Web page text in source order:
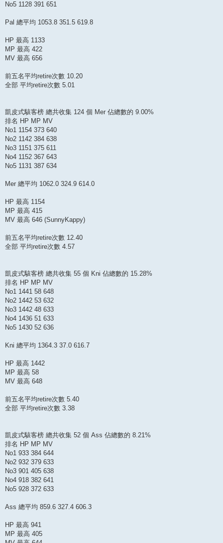
No5 1128 391 651
Pal 總平均 1053.8 351.5 619.8
HP 最高 1133
MP 最高 422
MV 最高 656
前五名平均retire次數 10.20
全部 平均retire次數 5.01
凱皮式駭客榜 總共收集 124 個 Mer 佔總數的 9.00%
排名 HP MP MV
No1 1154 373 640
No2 1142 384 638
No3 1151 375 611
No4 1152 367 643
No5 1131 387 634
Mer 總平均 1062.0 324.9 614.0
HP 最高 1154
MP 最高 415
MV 最高 646 (SunnyKappy)
前五名平均retire次數 12.40
全部 平均retire次數 4.57
凱皮式駭客榜 總共收集 55 個 Kni 佔總數的 15.28%
排名 HP MP MV
No1 1441 58 648
No2 1442 53 632
No3 1442 48 633
No4 1436 51 633
No5 1430 52 636
Kni 總平均 1364.3 37.0 616.7
HP 最高 1442
MP 最高 58
MV 最高 648
前五名平均retire次數 5.40
全部 平均retire次數 3.38
凱皮式駭客榜 總共收集 52 個 Ass 佔總數的 8.21%
排名 HP MP MV
No1 933 384 644
No2 932 379 633
No3 901 405 638
No4 918 382 641
No5 928 372 633
Ass 總平均 859.6 327.4 606.3
HP 最高 941
MP 最高 405